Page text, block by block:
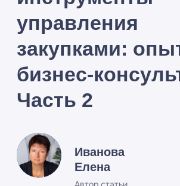
бизнес-консультанта.
Часть 2
24.10.2025
Елена